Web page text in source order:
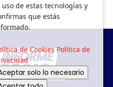
uso de estas tecnologías y
que estás
de Cookies Política de
solo lo necesario